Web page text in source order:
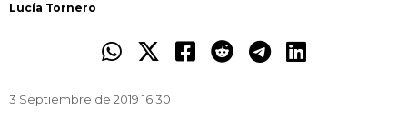
Lucía Tornero
3 Septiembre de 2019 16.30